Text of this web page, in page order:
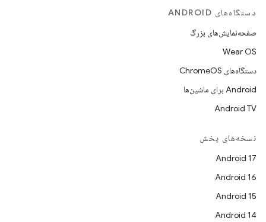
دستگاه‌های ANDROID
صفحه‌نمایش‌های بزرگ
Wear OS
دستگاه‌های ChromeOS
Android برای ماشین‌ها
Android TV
نسخه‌های پخش
Android 17
Android 16
Android 15
Android 14